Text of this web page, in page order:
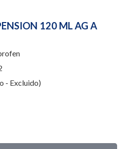
120 ML AG A
- Excluido)